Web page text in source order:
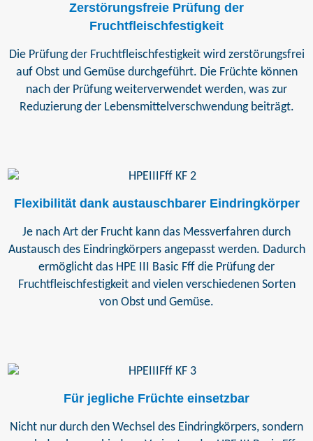
Zerstörungsfreie Prüfung der
Fruchtfleischfestigkeit
Die Prüfung der Fruchtfleischfestigkeit wird zerstörungsfrei
auf Obst und Gemüse durchgeführt. Die Früchte können
nach der Prüfung weiterverwendet werden, was zur
Reduzierung der Lebensmittelverschwendung beiträgt.
Flexibilität dank austauschbarer Eindringkörper
Je nach Art der Frucht kann das Messverfahren durch
Austausch des Eindringkörpers angepasst werden. Dadurch
ermöglicht das HPE III Basic Fff die Prüfung der
Fruchtfleischfestigkeit and vielen verschiedenen Sorten
von Obst und Gemüse.
Für jegliche Früchte einsetzbar
Nicht nur durch den Wechsel des Eindringkörpers, sondern